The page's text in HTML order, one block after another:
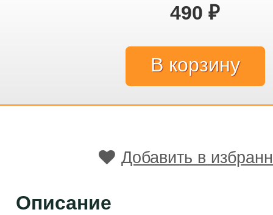
490 ₽
Добавить в
Описание